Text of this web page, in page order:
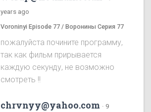
years ago
Voroninyi Episode 77 / Воронины Серия 77
пожалуйста почините программу,
так как фильм прирывается
каждую секунду, не возможно
смотреть !!
chrvnyy@yahoo.com · 9